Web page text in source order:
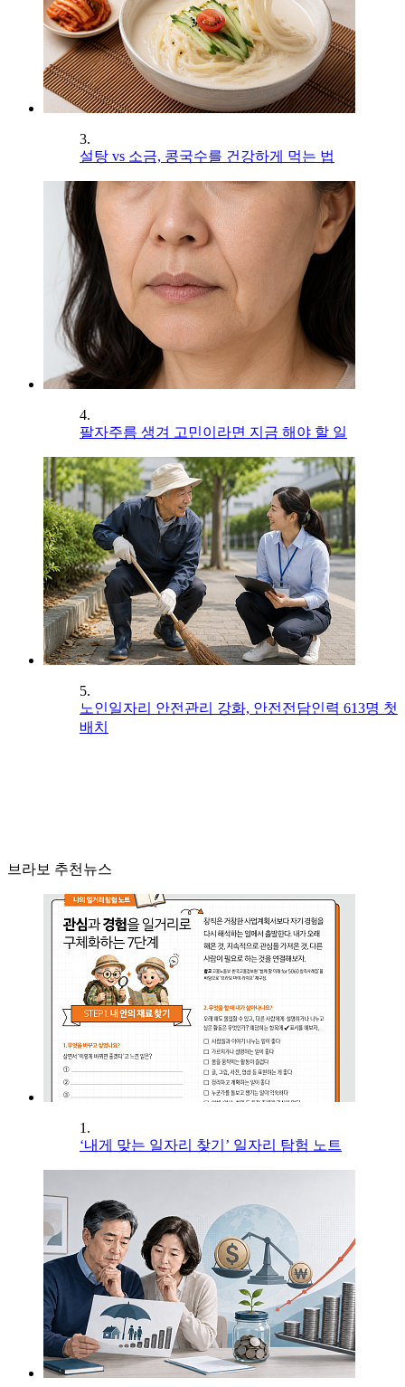
3.
설탕 vs 소금, 콩국수를 건강하게 먹는 법
4.
팔자주름 생겨 고민이라면 지금 해야 할 일
5.
노인일자리 안전관리 강화, 안전전담인력 613명 첫
배치
브라보 추천뉴스
1.
‘내게 맞는 일자리 찾기’ 일자리 탐험 노트